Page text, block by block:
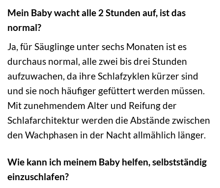
Mein Baby wacht alle 2 Stunden auf, ist das
normal?
Ja, für Säuglinge unter sechs Monaten ist es
durchaus normal, alle zwei bis drei Stunden
aufzuwachen, da ihre Schlafzyklen kürzer sind
und sie noch häufiger gefüttert werden müssen.
Mit zunehmendem Alter und Reifung der
Schlafarchitektur werden die Abstände zwischen
den Wachphasen in der Nacht allmählich länger.
Wie kann ich meinem Baby helfen, selbstständig
einzuschlafen?